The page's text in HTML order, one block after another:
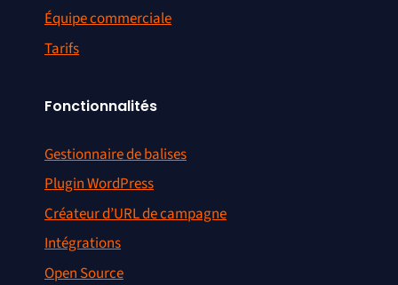
Équipe commerciale
Tarifs
Fonctionnalités
Gestionnaire de balises
Plugin WordPress
Créateur d’URL de campagne
Intégrations
Open Source